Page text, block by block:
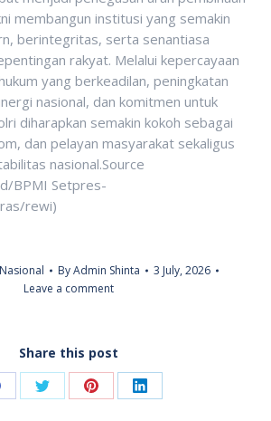
membangun institusi yang semakin
berintegritas, serta senantiasa
rakyat. Melalui kepercayaan
yang berkeadilan, peningkatan
nasional, dan komitmen untuk
diharapkan semakin kokoh sebagai
dan pelayan masyarakat sekaligus
nasional.Source
BPMI Setpres-
rewi)
ByAdmin Shinta
3 July, 2026
Leave a comment
Share this post
Share Share Share